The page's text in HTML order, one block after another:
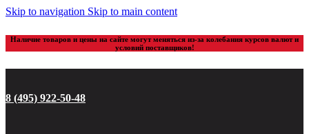
Skip to navigation Skip to main content
Наличие товаров и цены на сайте могут меняться из-за колебания курсов валют и
условий поставщиков!
8 (495) 922-50-48